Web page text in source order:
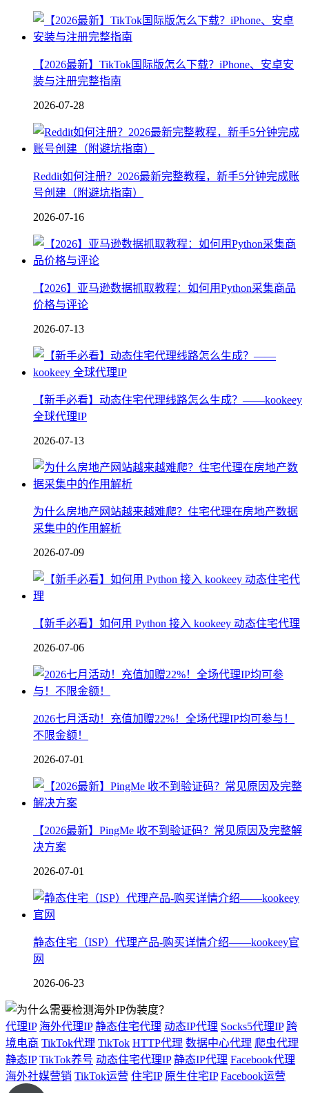
【2026最新】TikTok国际版怎么下载？iPhone、安卓安
装与注册完整指南
2026-07-28
Reddit如何注册？2026最新完整教程，新手5分钟完成账
号创建（附避坑指南）
2026-07-16
【2026】亚马逊数据抓取教程：如何用Python采集商品
价格与评论
2026-07-13
【新手必看】动态住宅代理线路怎么生成？——kookeey
全球代理IP
2026-07-13
为什么房地产网站越来越难爬？住宅代理在房地产数据
采集中的作用解析
2026-07-09
【新手必看】如何用 Python 接入 kookeey 动态住宅代理
2026-07-06
2026七月活动！充值加赠22%！全场代理IP均可参与！
不限金额！
2026-07-01
【2026最新】PingMe 收不到验证码？常见原因及完整解
决方案
2026-07-01
静态住宅（ISP）代理产品-购买详情介绍——kookeey官
网
2026-06-23
代理IP 海外代理IP 静态住宅代理 动态IP代理 Socks5代理IP 跨
境电商 TikTok代理 TikTok HTTP代理 数据中心代理 爬虫代理
静态IP TikTok养号 动态住宅代理IP 静态IP代理 Facebook代理
海外社媒营销 TikTok运营 住宅IP 原生住宅IP Facebook运营